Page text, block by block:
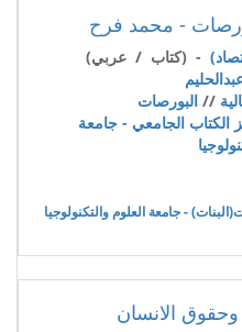
- محمد فرح
- (كتاب / عربي)
// البورصات
الكتاب الجامعي - جامعة
- جامعة العلوم والتكنولوجيا
وحقوق الانسان